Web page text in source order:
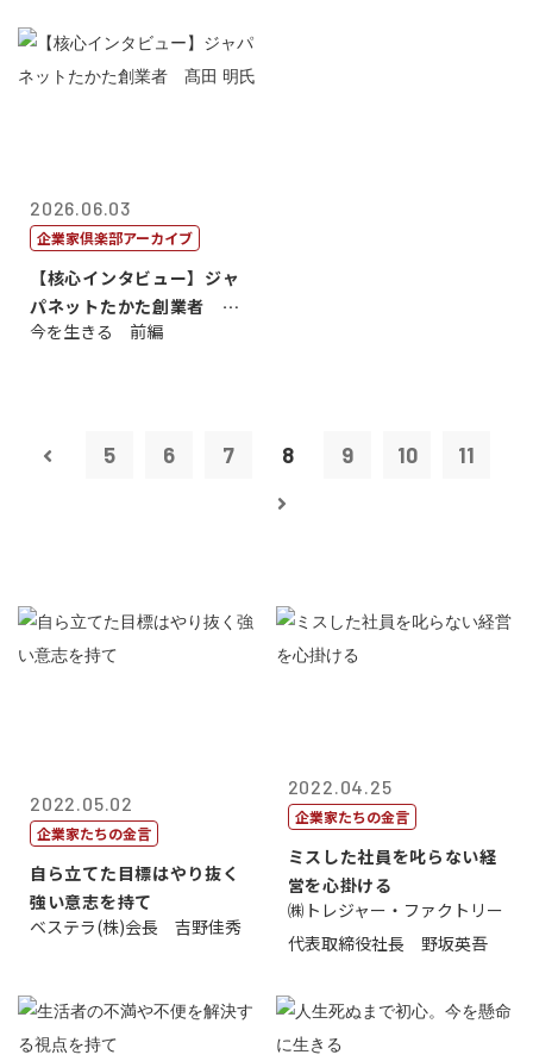
2026.06.03
企業家倶楽部アーカイブ
【核心インタビュー】ジャ
パネットたかた創業者 髙
田 明氏
今を生きる 前編
5 6 7 8 9 10 11
2022.05.02
企業家たちの金言
自ら立てた目標はやり抜く
強い意志を持て
ベステラ(株)会長 吉野佳秀
2022.04.25
企業家たちの金言
ミスした社員を叱らない経
営を心掛ける
㈱トレジャー・ファクトリー
代表取締役社長 野坂英吾